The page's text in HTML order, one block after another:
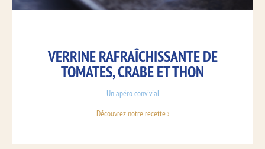
VERRINE RAFRAÎCHISSANTE DE
TOMATES, CRABE ET THON
Un apéro convivial
Découvrez notre recette ›